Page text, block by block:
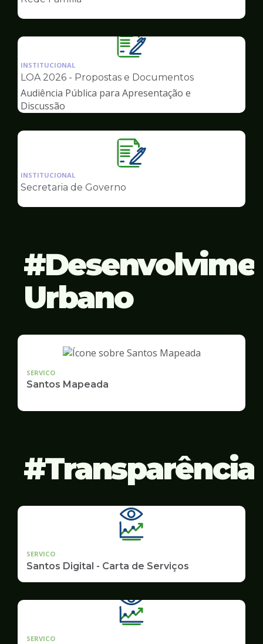
Governo
Ilustração
da
pagina
Governo
INSTITUCIONAL
LOA 2026 - Propostas e Documentos
Audiência Pública para Apresentação e
Discussão
Ilustração
da
Governo
INSTITUCIONAL
Secretaria de Governo
Urbano
SERVICO
Santos Mapeada
Transparência
SERVICO
Santos Digital - Carta de Serviços
SERVICO